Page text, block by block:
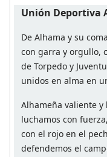
Unión Deportiva
De Alhama y su
con garra y orgullo,
de Torpedo y
unidos en alma en
Alhameña valiente y
luchamos con
con el rojo en el
defendemos el